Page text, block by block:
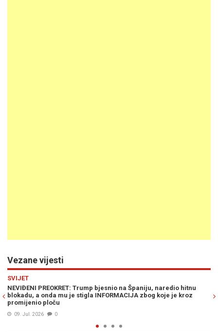
Vezane vijesti
hitnu
je kroz
DIREKTOR IFIMES-a ZIJAD BEĆIROVIĆ PORUČUJE:
novu fazu, Turska dobija sve značajniju ulogu" (VIDEO)